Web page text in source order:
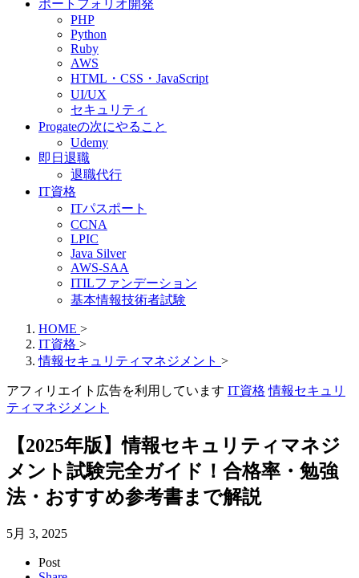
ポートフォリオ開発
PHP
Python
Ruby
AWS
HTML・CSS・JavaScript
UI/UX
セキュリティ
Progateの次にやること
Udemy
即日退職
退職代行
IT資格
ITパスポート
CCNA
LPIC
Java Silver
AWS-SAA
ITILファンデーション
基本情報技術者試験
HOME >
IT資格 >
情報セキュリティマネジメント >
アフィリエイト広告を利用しています IT資格 情報セキュリ
ティマネジメント
【2025年版】情報セキュリティマネジ
メント試験完全ガイド！合格率・勉強
法・おすすめ参考書まで解説
5月 3, 2025
Post